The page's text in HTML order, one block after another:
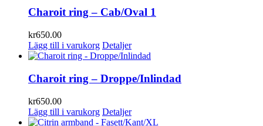
Charoit ring – Cab/Oval 1
kr650.00
Lägg till i varukorg Detaljer
Charoit ring – Droppe/Inlindad
kr650.00
Lägg till i varukorg Detaljer